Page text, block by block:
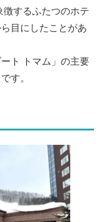
徴するふたつのホテ
目にしたことがあ
ト トマム」の主要
す。